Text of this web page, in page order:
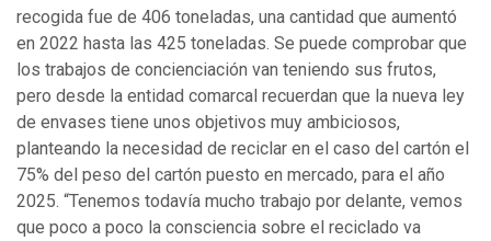
recogida fue de 406 toneladas, una cantidad que aumentó
en 2022 hasta las 425 toneladas. Se puede comprobar que
los trabajos de concienciación van teniendo sus frutos,
pero desde la entidad comarcal recuerdan que la nueva ley
de envases tiene unos objetivos muy ambiciosos,
planteando la necesidad de reciclar en el caso del cartón el
75% del peso del cartón puesto en mercado, para el año
2025. “Tenemos todavía mucho trabajo por delante, vemos
que poco a poco la consciencia sobre el reciclado va